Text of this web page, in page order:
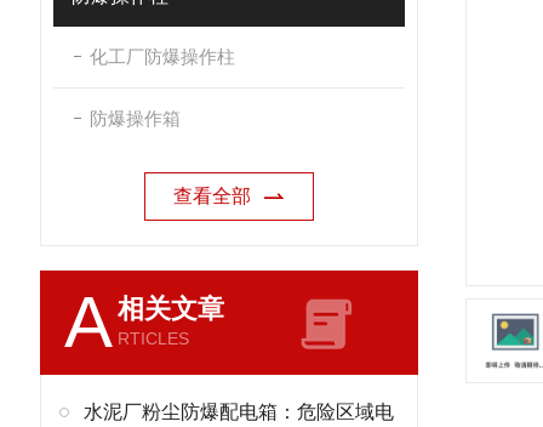
化工厂防爆操作柱
防爆操作箱
查看全部
A相关文章
RTICLES
水泥厂粉尘防爆配电箱：危险区域电